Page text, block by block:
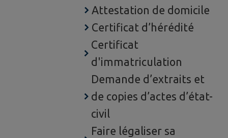
Attestation de domicile
Certificat d’hérédité
Certificat
d'immatriculation
Demande d’extraits et
de copies d’actes d’état-
civil
Faire légaliser sa